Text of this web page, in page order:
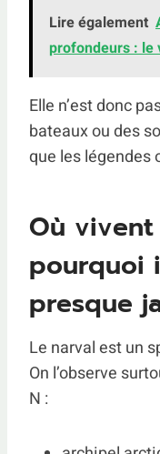
Lire également
profondeurs : le
Elle n’est donc
bateaux ou des
que les légendes
Où
pourquoi
presque
Le narval est un
On l’observe
N :